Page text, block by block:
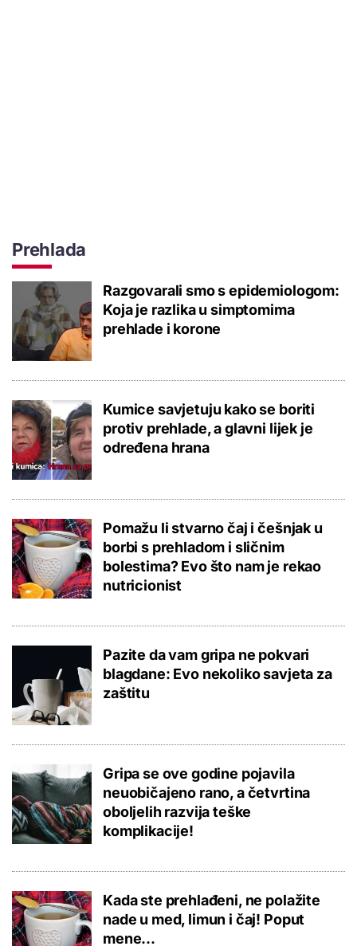
Prehlada
Razgovarali smo s epidemiologom:
Koja je razlika u simptomima
prehlade i korone
Kumice savjetuju kako se boriti
protiv prehlade, a glavni lijek je
određena hrana
Pomažu li stvarno čaj i češnjak u
borbi s prehladom i sličnim
bolestima? Evo što nam je rekao
nutricionist
Pazite da vam gripa ne pokvari
blagdane: Evo nekoliko savjeta za
zaštitu
Gripa se ove godine pojavila
neuobičajeno rano, a četvrtina
oboljelih razvija teške
komplikacije!
Kada ste prehlađeni, ne polažite
nade u med, limun i čaj! Poput
mene...